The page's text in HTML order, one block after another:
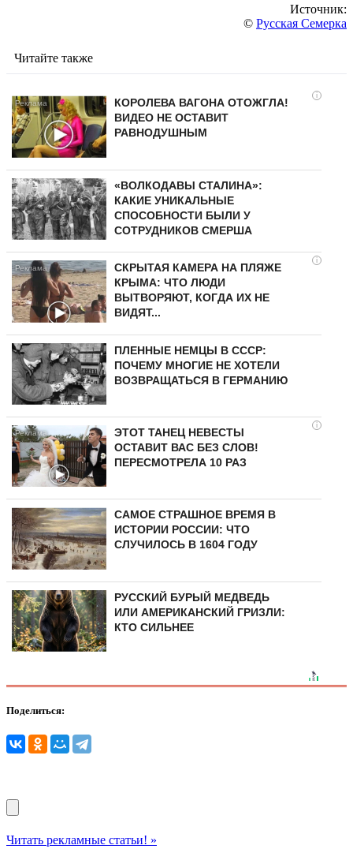
Источник:
© Русская Семерка
Читайте также
i
КОРОЛЕВА ВАГОНА ОТОЖГЛА!
ВИДЕО НЕ ОСТАВИТ
РАВНОДУШНЫМ
«ВОЛКОДАВЫ СТАЛИНА»:
КАКИЕ УНИКАЛЬНЫЕ
СПОСОБНОСТИ БЫЛИ У
СОТРУДНИКОВ СМЕРША
i
СКРЫТАЯ КАМЕРА НА ПЛЯЖЕ
КРЫМА: ЧТО ЛЮДИ
ВЫТВОРЯЮТ, КОГДА ИХ НЕ
ВИДЯТ...
ПЛЕННЫЕ НЕМЦЫ В СССР:
ПОЧЕМУ МНОГИЕ НЕ ХОТЕЛИ
ВОЗВРАЩАТЬСЯ В ГЕРМАНИЮ
i
ЭТОТ ТАНЕЦ НЕВЕСТЫ
ОСТАВИТ ВАС БЕЗ СЛОВ!
ПЕРЕСМОТРЕЛА 10 РАЗ
САМОЕ СТРАШНОЕ ВРЕМЯ В
ИСТОРИИ РОССИИ: ЧТО
СЛУЧИЛОСЬ В 1604 ГОДУ
РУССКИЙ БУРЫЙ МЕДВЕДЬ
ИЛИ АМЕРИКАНСКИЙ ГРИЗЛИ:
КТО СИЛЬНЕЕ
Поделиться:
Читать рекламные статьи! »